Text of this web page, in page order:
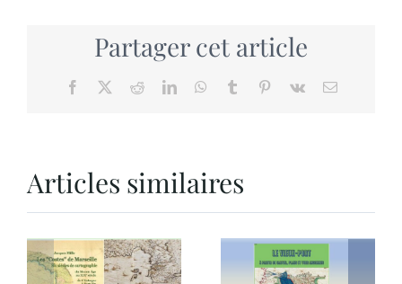
Partager cet article
Facebook RedditLinkedInWhatsApp
Tumblr Pinterest
Vk Email
Articles similaires
Un livre
en
complément
Nouvelle